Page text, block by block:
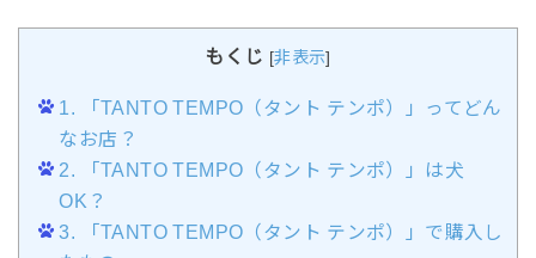
もくじ [非表示]
1. 「TANTO TEMPO（タント テンポ）」ってどん
なお店？
2. 「TANTO TEMPO（タント テンポ）」は犬
OK？
3. 「TANTO TEMPO（タント テンポ）」で購入し